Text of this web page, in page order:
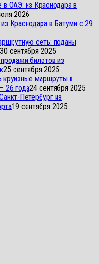
в ОАЭ: из Краснодара в
2026
Краснодара в Батуми с 29
сеть: поданы
30 сентября 2025
билетов из
25 сентября 2025
круизные маршруты в
26 года24 сентября 2025
Петербург из
19 сентября 2025